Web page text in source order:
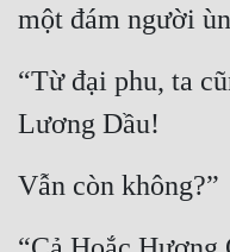
một đám người
“Từ đại phu, ta
Lương Dầu!
Vẫn còn không?”